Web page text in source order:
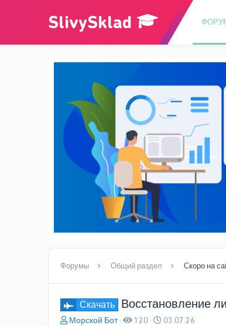
Форумы Общий раздел Скоро на
Скачать Восстановление
А
Морской Бот 120
Д
03.07.26